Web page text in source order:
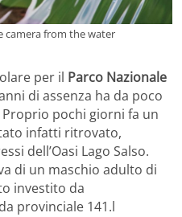
camera from the water
per il Parco Nazionale
di assenza ha da poco
pochi giorni fa un
infatti ritrovato,
dell’Oasi Lago Salso.
di un maschio adulto di
investito da
provinciale 141.l